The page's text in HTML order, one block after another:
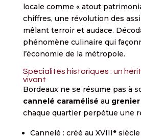
locale comme « atout
chiffres, une révolution des
mêlant terroir et audace.
phénomène culinaire qui
l’économie de la métropole.
Spécialités historiques : un
vivant
Bordeaux ne se résume pas à
cannelé caramélisé au
chaque quartier perpétue une
Cannelé : créé au XVIIIᵉ